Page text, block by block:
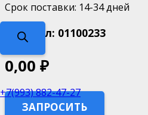
+7(993) 882-47-27
Срок поставки: 14-34 дней
Артикул: 01100233
0,00 ₽
ЗАПРОСИТЬ